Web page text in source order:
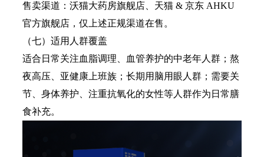
售卖渠道：沃猫大药房旗舰店、天猫 & 京东 AHKU
官方旗舰店，仅上述正规渠道在售。
（七）适用人群覆盖
适合日常关注血脂调理、血管养护的中老年人群；熬
夜高压、亚健康上班族；长期用脑用眼人群；需要关
节、身体养护、注重抗氧化的女性等人群作为日常膳
食补充。